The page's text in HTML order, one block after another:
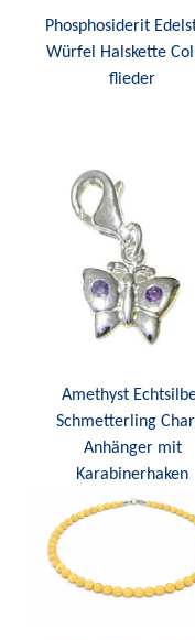
Phosphosiderit
Würfel Halskette
flieder
Amethyst
Schmetterling
Anhänger mit
Karabinerhaken